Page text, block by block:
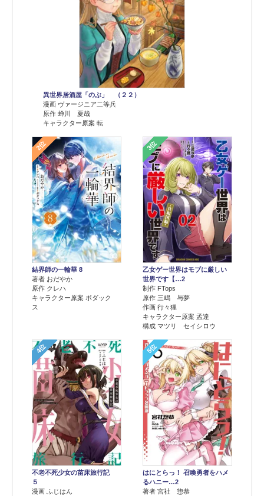
異世界居酒屋「のぶ」 （２２）
漫画 ヴァージニア二等兵
原作 蝉川 夏哉
キャラクター原案 転
2位
結界師の一輪華 8
著者 おだやか
原作 クレハ
キャラクター原案 ボダック
ス
3位
乙女ゲー世界はモブに厳しい
世界です【…2
制作 FTops
原作 三嶋 与夢
作画 行々狸
キャラクター原案 孟達
構成 マツリ セイシロウ
4位
不老不死少女の苗床旅行記
５
漫画 ふじはん
5位
はにとらっ！ 召喚勇者をハメ
るハニー…2
著者 宮社 惣恭